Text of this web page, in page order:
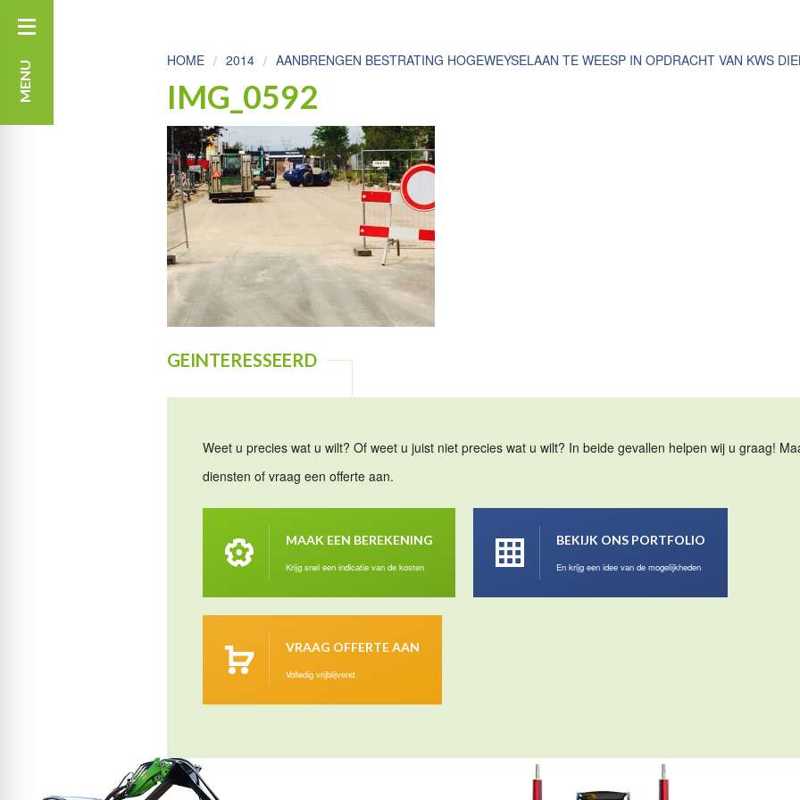
MENU
HOME 2014 AANBRENGEN BESTRATING HOGEWEYSELAAN TE WEESP IN OPDRACHT VAN KWS
IMG_0592
GEINTERESSEERD
Weet u precies wat u wilt? Of weet u juist niet precies wat u wilt? In beide gevallen helpen wij u graag!
diensten of vraag een offerte aan.
MAAK EEN BEREKENING
Krijg snel een indicatie van de kosten
BEKIJK ONS PORTFOLIO
En krijg een idee van de mogelijkheden
VRAAG OFFERTE AAN
Volledig vrijblijvend